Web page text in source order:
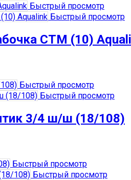
Быстрый просмотр
Быстрый просмотр
СТМ (10)
Быстрый просмотр
Быстрый просмотр
3/4 ш/ш (18/108)
Быстрый просмотр
Быстрый просмотр